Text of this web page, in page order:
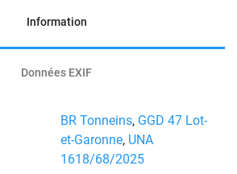
Information
Données EXIF
BR Tonneins, GGD 47 Lot-
et-Garonne, UNA
1618/68/2025